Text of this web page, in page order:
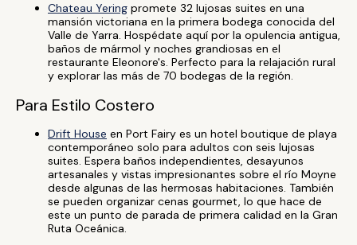
Chateau Yering promete 32 lujosas suites en una
mansión victoriana en la primera bodega conocida del
Valle de Yarra. Hospédate aquí por la opulencia antigua,
baños de mármol y noches grandiosas en el
restaurante Eleonore's. Perfecto para la relajación rural
y explorar las más de 70 bodegas de la región.
Para Estilo Costero
Drift House en Port Fairy es un hotel boutique de playa
contemporáneo solo para adultos con seis lujosas
suites. Espera baños independientes, desayunos
artesanales y vistas impresionantes sobre el río Moyne
desde algunas de las hermosas habitaciones. También
se pueden organizar cenas gourmet, lo que hace de
este un punto de parada de primera calidad en la Gran
Ruta Oceánica.